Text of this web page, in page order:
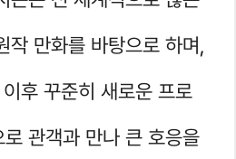
작 만화를 바탕으로 하며,
후 꾸준히 새로운 프로
관객과 만나 큰 호응을